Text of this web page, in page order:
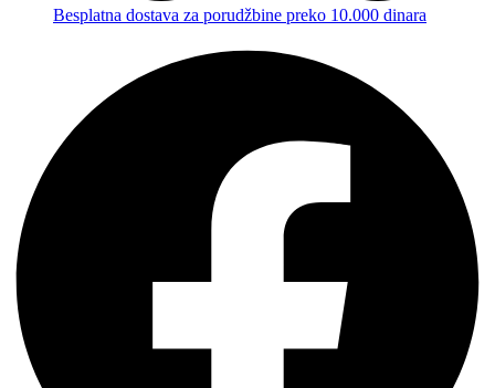
Besplatna dostava za porudžbine preko 10.000 dinara